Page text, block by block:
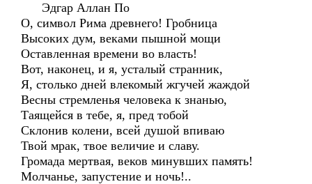
Эдгар Аллан По
О, символ Рима древнего! Гробница
Высоких дум, веками пышной мощи
Оставленная времени во власть!
Вот, наконец, и я, усталый странник,
Я, столько дней влекомый жгучей жаждой
Весны стремленья человека к знанью,
Таящейся в тебе, я, пред тобой
Склонив колени, всей душой впиваю
Твой мрак, твое величие и славу.
Громада мертвая, веков минувших память!
Молчанье, запустение и ночь!..